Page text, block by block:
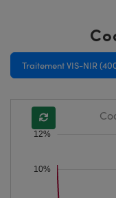
Traitement VIS-NIR
10%
12%